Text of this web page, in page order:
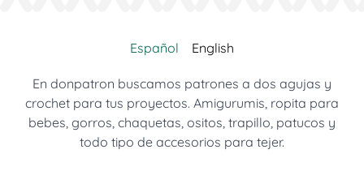
Español English
En donpatron buscamos patrones a dos agujas y
crochet para tus proyectos. Amigurumis, ropita para
bebes, gorros, chaquetas, ositos, trapillo, patucos y
todo tipo de accesorios para tejer.